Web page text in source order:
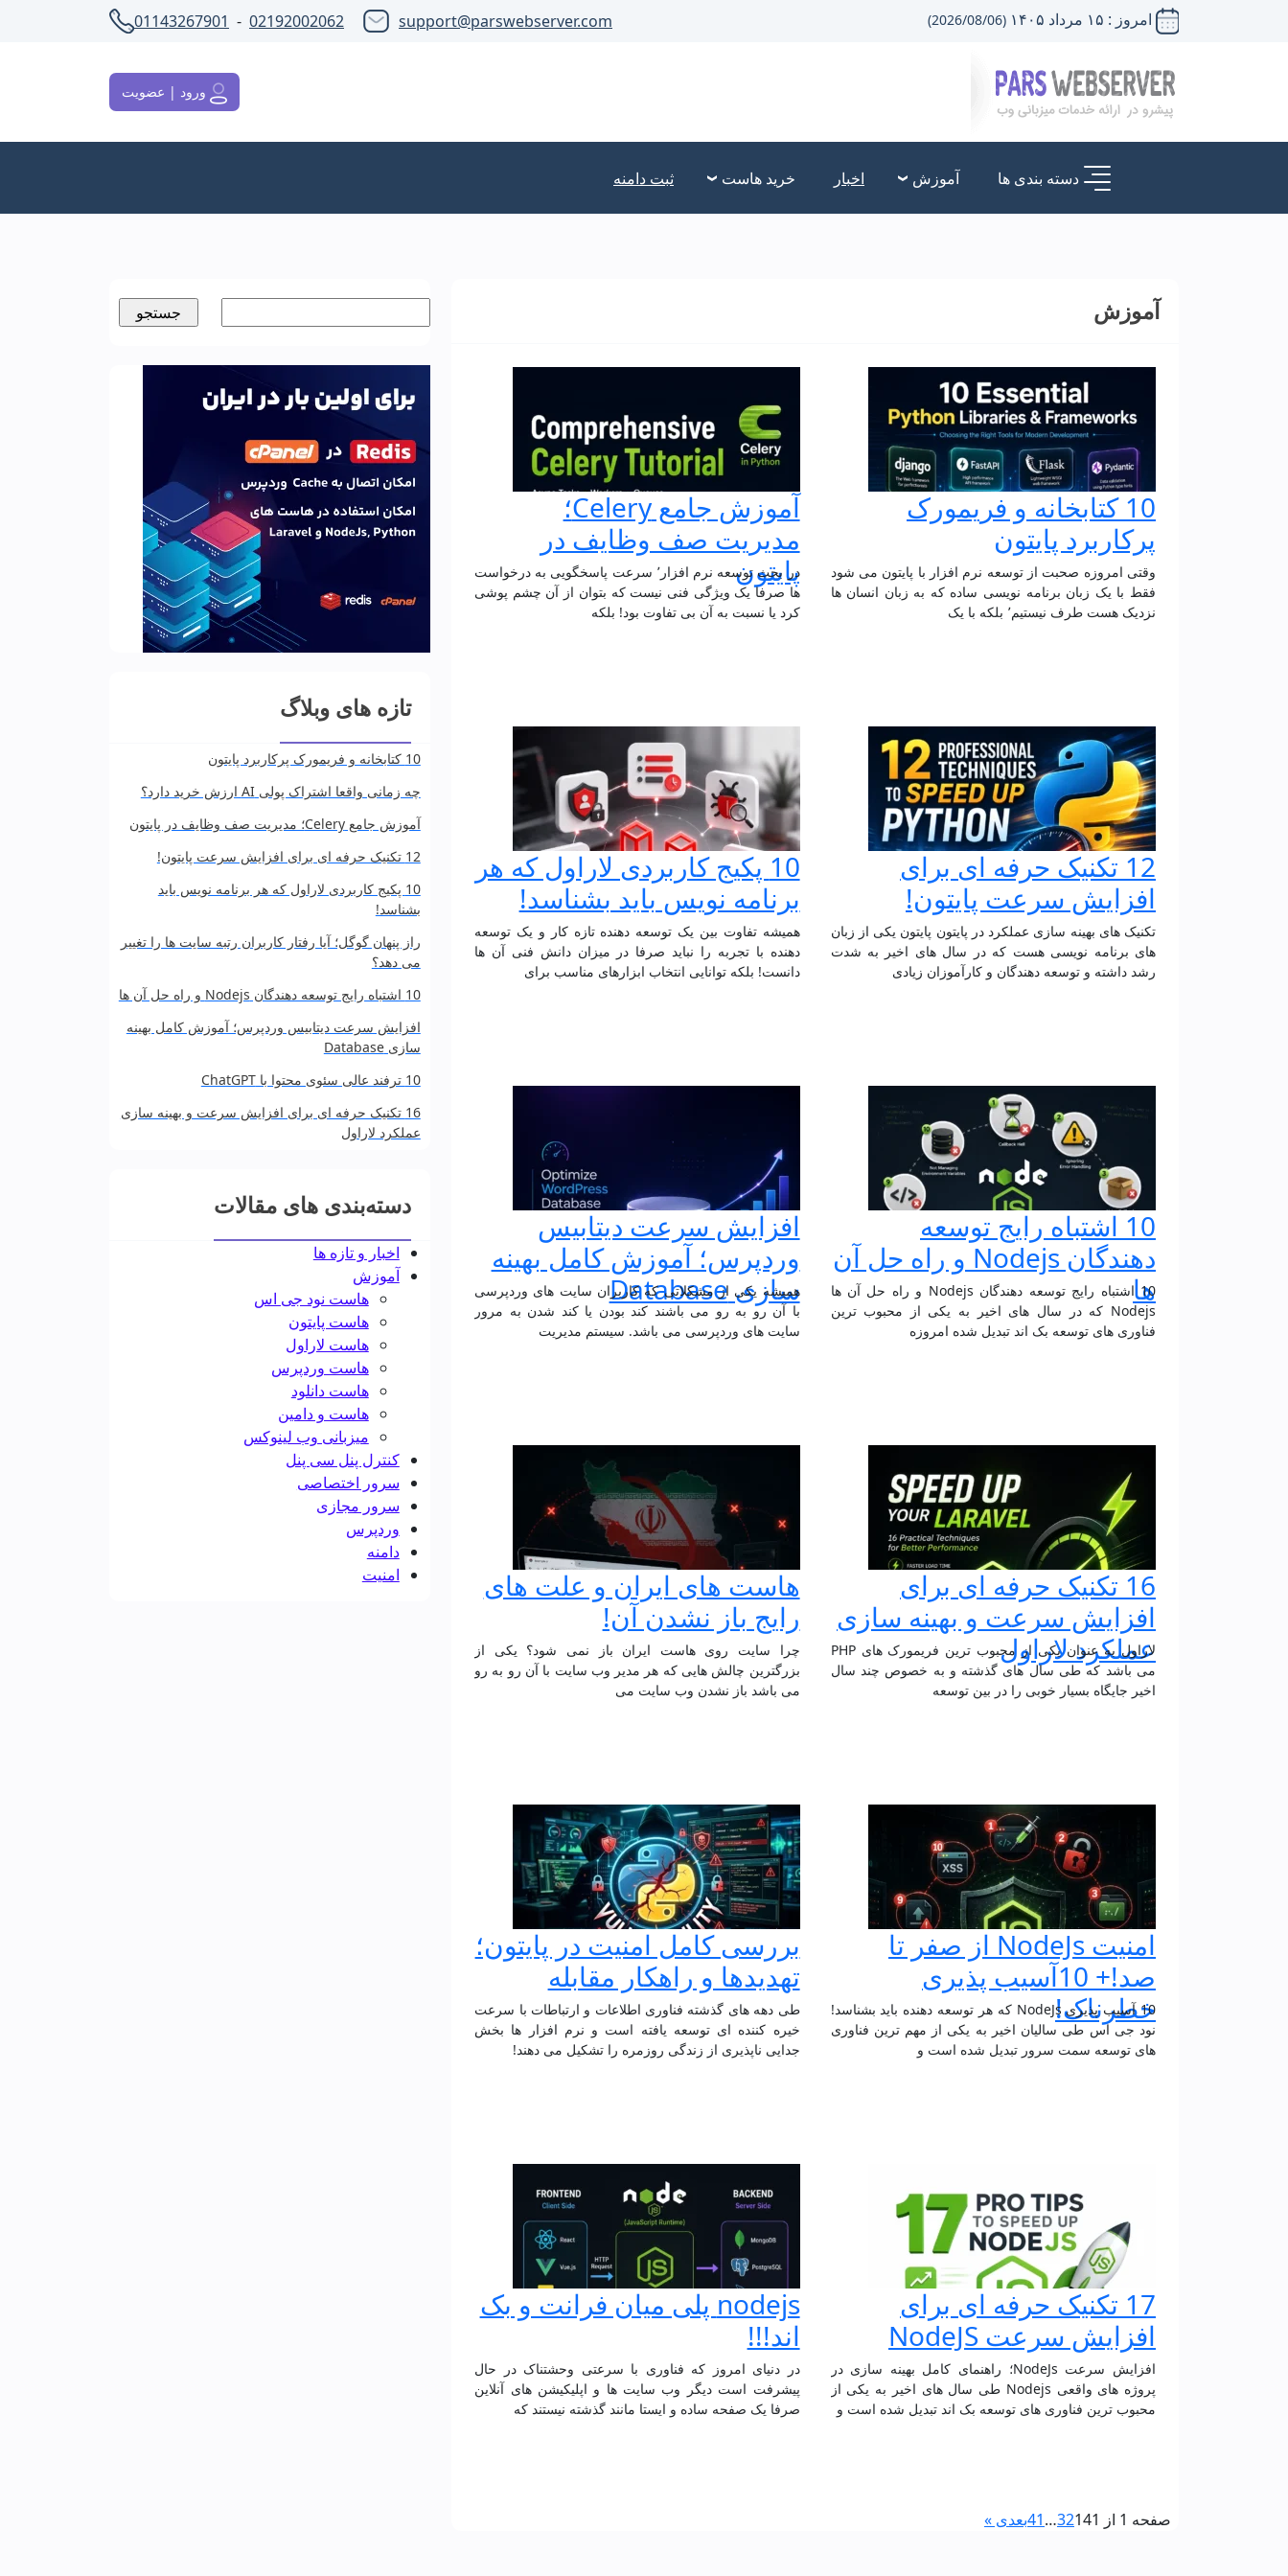
امروز : ۱۵ مرداد ۱۴۰۵ (2026/08/06)
support@parswebserver.com
02192002062
-
01143267901
ورود | عضویت
دسته بندی ها آموزش اخبار خرید هاست ثبت دامنه
آموزش
10 کتابخانه و فریمورک
پرکاربرد پایتون
وقتی امروزه صحبت از توسعه نرم افزار با پایتون می شود
فقط با یک زبان برنامه نویسی ساده که به زبان انسان ها
نزدیک هست طرف نیستیم٬ بلکه با یک
آموزش جامع Celery؛
مدیریت صف وظایف در
پایتون
در بحث توسعه نرم افزار٬ سرعت پاسخگویی به درخواست
ها صرفا یک ویژگی فنی نیست که بتوان از آن چشم پوشی
کرد یا نسبت به آن بی تفاوت بود! بلکه
12 تکنیک حرفه ای برای
افزایش سرعت پایتون!
تکنیک‌ های بهینه‌ سازی عملکرد در پایتون پایتون یکی از زبان
های برنامه نویسی هست که در سال های اخیر به شدت
رشد داشته و توسعه دهندگان و کارآموزان زیادی
10 پکیج کاربردی لاراول که هر
برنامه‌ نویس باید بشناسد!
همیشه تفاوت بین یک توسعه دهنده تازه کار و یک توسعه
دهنده با تجربه را نباید صرفا در میزان دانش فنی آن ها
دانست! بلکه توانایی انتخاب ابزارهای مناسب برای
10 اشتباه رایج توسعه‌
دهندگان Nodejs و راه حل آن‌
ها
10 اشتباه رایج توسعه‌ دهندگان Nodejs و راه حل آن‌ ها
Nodejs که در سال های اخیر به یکی از محبوب ترین
فناوری های توسعه بک اند تبدیل شده امروزه
افزایش سرعت دیتابیس
وردپرس؛ آموزش کامل بهینه‌
سازی Database
همیشه یکی از مشکلاتی که کاربران سایت های وردپرسی
با آن رو به رو می باشند کند بودن یا کند شدن به مرور
سایت های وردپرسی می باشد. سیستم مدیریت
16 تکنیک حرفه‌ ای برای
افزایش سرعت و بهینه‌ سازی
عملکرد لاراول
لاراول به عنوان یکی از محبوب ترین فریمورک های PHP
می باشد که طی سال های گذشته و به خصوص چند سال
اخیر جایگاه بسیار خوبی را در بین توسعه
هاست های ایران و علت های
رایج باز نشدن آن!
چرا سایت روی هاست ایران باز نمی‌ شود؟ یکی از
بزرگترین چالش هایی که هر مدیر وب سایت با آن رو به رو
می باشد باز نشدن وب سایت می
امنیت NodeJs از صفر تا
صد!+ 10آسیب‌ پذیری
خطرناک!
10 آسیب‌ پذیری NodeJs که هر توسعه‌ دهنده باید بشناسد!
نود جی اس طی سالیان اخیر به یکی از مهم ترین فناوری
های توسعه سمت سرور تبدیل شده است و
بررسی کامل امنیت در پایتون؛
تهدیدها و راهکار مقابله
طی دهه های گذشته فناوری اطلاعات و ارتباطات با سرعت
خیره کننده ای توسعه یافته است و نرم افزار ها بخش
جدایی ناپذیری از زندگی روزمره را تشکیل می دهند!
17 تکنیک حرفه‌ ای برای
افزایش سرعت NodeJS
افزایش سرعت NodeJs؛ راهنمای کامل بهینه‌ سازی در
پروژه‌ های واقعی Nodejs طی سال های اخیر به یکی از
محبوب ترین فناوری های توسعه بک اند تبدیل شده است و
nodejs پلی میان فرانت و بک
اند!!!
در دنیای امروز که فناوری با سرعتی وحشتناک در حال
پیشرفت است دیگر وب سایت ها و اپلیکیشن های آنلاین
صرفا یک صفحه ساده و ایستا مانند گذشته نیستند که
صفحه 1 از 41 1
2
3
…
41بعدی »
تازه های وبلاگ
10 کتابخانه و فریمورک پرکاربرد پایتون
چه زمانی واقعا اشتراک پولی AI ارزش خرید دارد؟
آموزش جامع Celery؛ مدیریت صف وظایف در پایتون
12 تکنیک حرفه ای برای افزایش سرعت پایتون!
10 پکیج کاربردی لاراول که هر برنامه‌ نویس باید
بشناسد!
راز پنهان گوگل؛ آیا رفتار کاربران رتبه سایت‌ ها را تغییر
می‌ دهد؟
10 اشتباه رایج توسعه‌ دهندگان Nodejs و راه حل آن‌ ها
افزایش سرعت دیتابیس وردپرس؛ آموزش کامل بهینه‌
سازی Database
10 ترفند عالی سئوی محتوا با ChatGPT
16 تکنیک حرفه‌ ای برای افزایش سرعت و بهینه‌ سازی
عملکرد لاراول
دسته‌بندی های مقالات
اخبار و تازه ها
آموزش
هاست نود جی اس
هاست پایتون
هاست لاراول
هاست وردپرس
هاست دانلود
هاست و دامین
میزبانی وب لینوکس
کنترل پنل سی پنل
سرور اختصاصی
سرور مجازی
وردپرس
دامنه
امنیت